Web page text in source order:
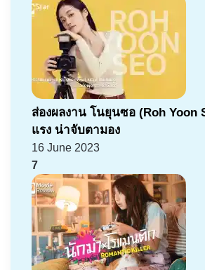
ส่องผลงาน โนยุนซอ (Roh Yoon
แรง น่าจับตามอง
16 June 2023
7